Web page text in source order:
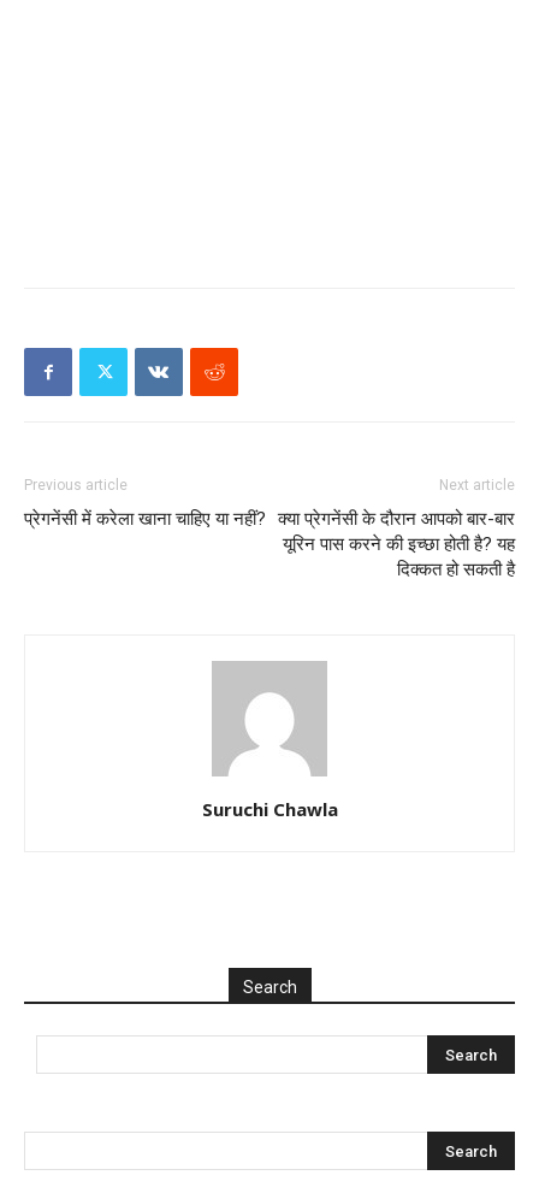
Previous article
प्रेगनेंसी में करेला खाना चाहिए या नहीं?
Next article
क्या प्रेगनेंसी के दौरान आपको बार-बार
यूरिन पास करने की इच्छा होती है? यह
दिक्कत हो सकती है
Suruchi Chawla
Search